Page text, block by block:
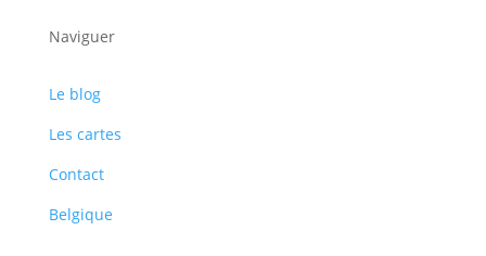
Naviguer
Le blog
Les cartes
Contact
Belgique